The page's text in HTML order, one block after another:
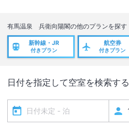
有馬温泉 兵衛向陽閣の他のプランを探す
新幹線・JR
付きプラン
航空券
付きプラン
日付を指定して空室を検索する